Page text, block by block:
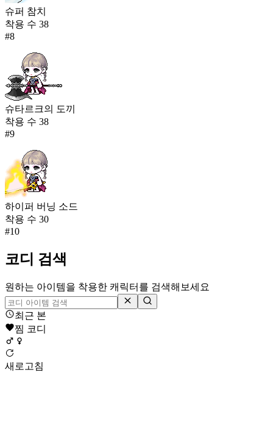
슈퍼 참치
착용 수 38
#8
슈타르크의 도끼
착용 수 38
#9
하이퍼 버닝 소드
착용 수 30
#10
코디 검색
원하는 아이템을 착용한 캐릭터를 검색해보세요
최근 본
찜 코디
새로고침